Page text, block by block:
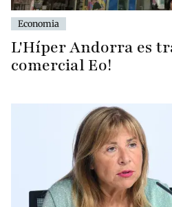
Economia
L'Híper Andorra es
comercial Eo!